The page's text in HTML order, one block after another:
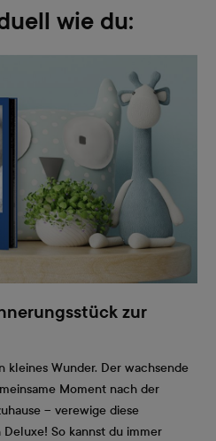
wie du:
zur
kleines Wunder. Der wachsende
Moment nach der
– verewige diese
So kannst du immer